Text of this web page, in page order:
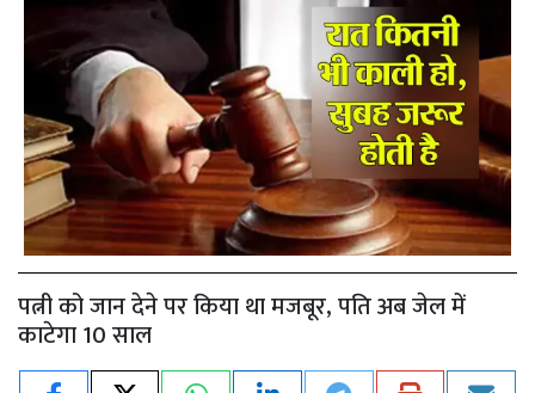
पत्नी को जान देने पर किया था मजबूर, पति अब जेल में
काटेगा 10 साल